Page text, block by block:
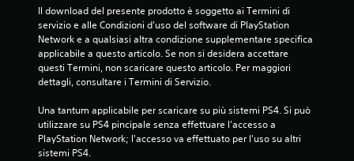
1
3
5
4
4
Il download del presente prodotto è soggetto ai Termini di
servizio e alle Condizioni d'uso del software di PlayStation
Network e a qualsiasi altra condizione supplementare specifica
applicabile a questo articolo. Se non si desidera accettare
questi Termini, non scaricare questo articolo. Per maggiori
dettagli, consultare i Termini di Servizio.
Una tantum applicabile per scaricare su più sistemi PS4. Si può
utilizzare su PS4 pincipale senza effettuare l'accesso a
PlayStation Network; l'accesso va effettuato per l'uso su altri
sistemi PS4.